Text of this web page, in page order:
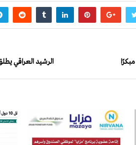
الرشيد العراقي